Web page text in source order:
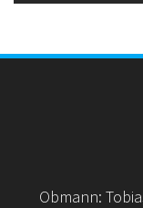
Obmann: